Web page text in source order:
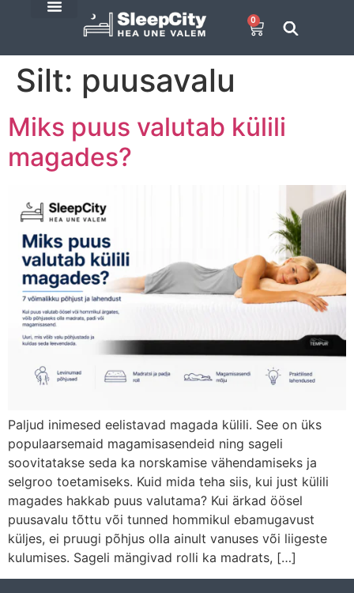
0
Silt: puusavalu
Miks puus valutab külili
magades?
Paljud inimesed eelistavad magada külili. See on üks
populaarsemaid magamisasendeid ning sageli
soovitatakse seda ka norskamise vähendamiseks ja
selgroo toetamiseks. Kuid mida teha siis, kui just külili
magades hakkab puus valutama? Kui ärkad öösel
puusavalu tõttu või tunned hommikul ebamugavust
küljes, ei pruugi põhjus olla ainult vanuses või liigeste
kulumises. Sageli mängivad rolli ka madrats, […]